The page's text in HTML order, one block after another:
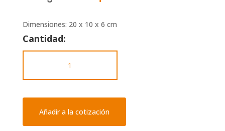
Dimensiones: 20 x 10 x 6 cm
Cantidad:
cantidad
Añadir a la cotización